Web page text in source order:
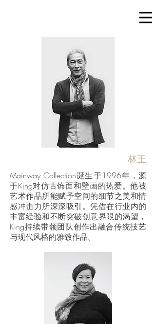
林王
Mainway Collection诞生于1996年，源
于King对仿古饰面和壁画的热爱。他被
艺术作品所能赋予空间的细节之美和情
感冲击力所深深吸引。凭借在行业内的
丰富经验和不断突破创意界限的渴望，
King持续带领团队创作出融合传统技艺
与现代风格的雅致作品。